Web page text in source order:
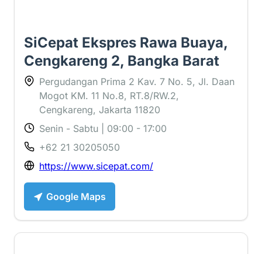
SiCepat Ekspres Rawa Buaya,
Cengkareng 2, Bangka Barat
Pergudangan Prima 2 Kav. 7 No. 5, Jl. Daan
Mogot KM. 11 No.8, RT.8/RW.2,
Cengkareng, Jakarta 11820
Senin - Sabtu | 09:00 - 17:00
+62 21 30205050
https://www.sicepat.com/
Google Maps